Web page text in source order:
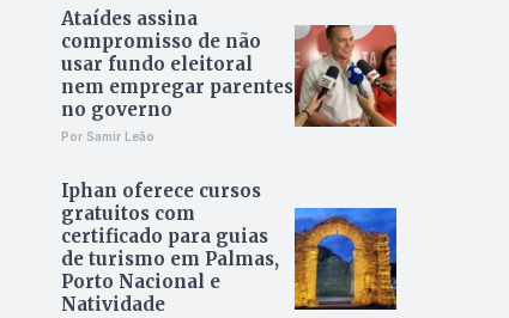
Ataídes assina
compromisso de não
usar fundo eleitoral
nem empregar parentes
no governo
Por Samir Leão
Iphan oferece cursos
gratuitos com
certificado para guias
de turismo em Palmas,
Porto Nacional e
Natividade